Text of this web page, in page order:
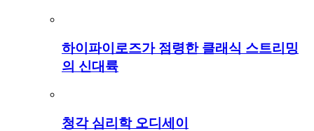
하이파이로즈가 점령한 클래식 스트리밍
의 신대륙
청각 심리학 오디세이